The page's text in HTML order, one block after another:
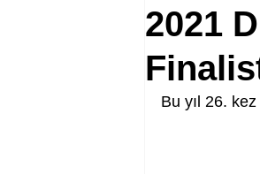
2021
Bu yıl 26.